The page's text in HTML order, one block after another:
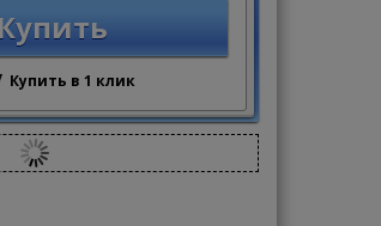
Купить в 1 клик